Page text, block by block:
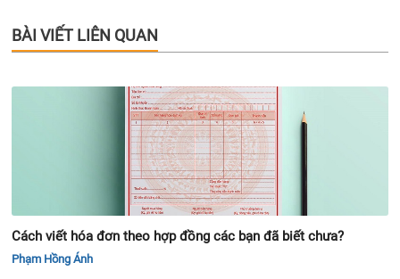
BÀI VIẾT LIÊN QUAN
Cách viết hóa đơn theo hợp đồng các bạn đã biết chưa?
Phạm Hồng Ánh